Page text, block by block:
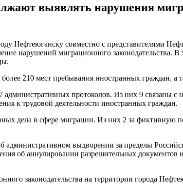
выявлять нарушения
Нефтеюганску совместно с представителями
нарушений миграционного законодательства.
210 мест пребывания иностранных граждан, а
административных протоколов. Из них 9
к трудовой деятельности иностранных граждан.
дела в сфере миграции. Из них 2 за фиктивную
административном выдворении за пределы
об аннулировании разрешительных документов
законодательства на территории города